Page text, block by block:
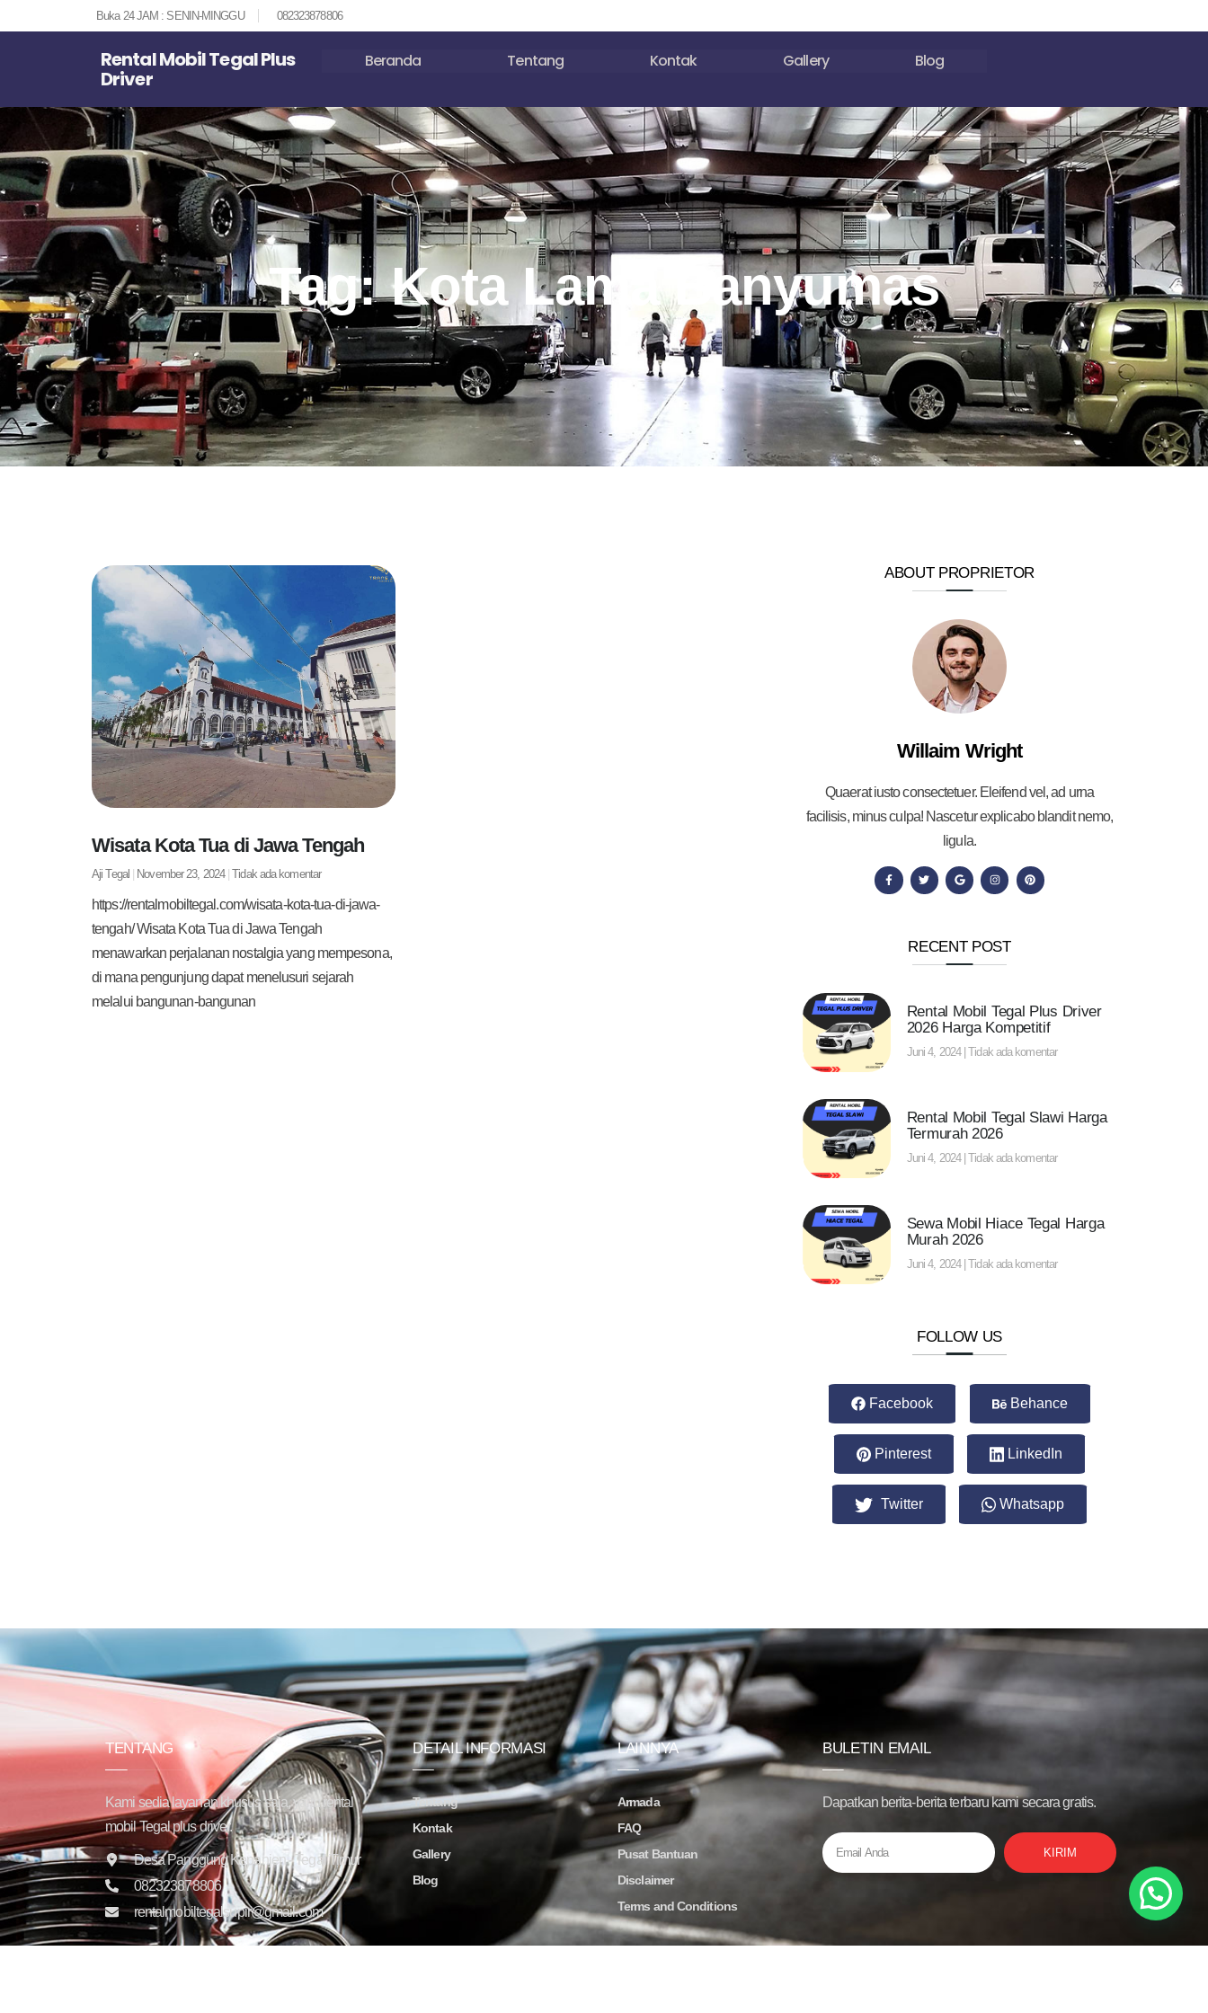
Buka 24 JAM : SENIN-MINGGU 082323878806
Rental Mobil Tegal Plus
Driver
Beranda Tentang Kontak Gallery Blog
Tag: Kota Lama Banyumas
Wisata Kota Tua di Jawa Tengah
Aji Tegal November 23, 2024 Tidak ada komentar
https://rentalmobiltegal.com/wisata-kota-tua-di-jawa-
tengah/ Wisata Kota Tua di Jawa Tengah
menawarkan perjalanan nostalgia yang mempesona,
di mana pengunjung dapat menelusuri sejarah
melalui bangunan-bangunan
ABOUT PROPRIETOR
Willaim Wright
Quaerat iusto consectetuer. Eleifend vel, ad urna
facilisis, minus culpa! Nascetur explicabo blandit nemo,
ligula.
RECENT POST
Rental Mobil Tegal Plus Driver
2026 Harga Kompetitif
Juni 4, 2024 Tidak ada komentar
Rental Mobil Tegal Slawi Harga
Termurah 2026
Juni 4, 2024 Tidak ada komentar
Sewa Mobil Hiace Tegal Harga
Murah 2026
Juni 4, 2024 Tidak ada komentar
FOLLOW US
Facebook Behance
Pinterest LinkedIn
Twitter Whatsapp
TENTANG
Kami sedia layanan khusus saja, yaitu rental
mobil Tegal plus driver.
Desa Panggung Kepanjen - Tegal Timur
082323878806
rentalmobiltegalsupir@gmail.com
DETAIL INFORMASI
Tentang
Kontak
Gallery
Blog
LAINNYA
Armada
FAQ
Pusat Bantuan
Disclaimer
Terms and Conditions
BULETIN EMAIL
Dapatkan berita-berita terbaru kami secara gratis.
KIRIM